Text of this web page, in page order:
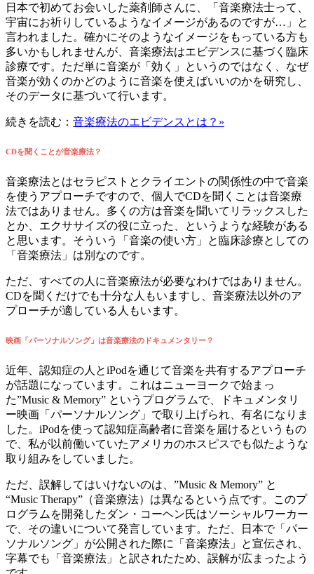
日本で初めてお会いした薬剤師さんに、「音楽療法士って、
宇宙にお祈りしているようなイメージがあるのですが…」と
言われました。確かにそのようなイメージをもっている方も
多いかもしれませんが、音楽療法はエビデンスに基づく臨床
診療です。ただ単に音楽が「効く」というのではなく、なぜ
音楽が効くのかどのように音楽を使えばいいのかを研究し、
そのデータに基づいて行います。
続きを読む： 音楽療法のエビデンスとは？»
CDを聞くことが音楽療法？
音楽療法とはセラピストとクライエントの関係性の中で音楽
を使うアプローチですので、個人でCDを聞くことは音楽療
法ではありません。多くの方は音楽を聞いてリラックスした
とか、エクササイズの役に立った、というような経験がある
と思います。そういう「音楽の使い方」と臨床診療としての
「音楽療法」は別なのです。
ただ、すべての人に音楽療法が必要なわけではありません。
CDを聞くだけでも十分な人もいますし、音楽療法以外のア
プローチが適している人もいます。
映画「パーソナルソング」は音楽療法のドキュメンタリー？
近年、認知症の人とiPodを通じて音楽を共有するアプローチ
が話題になっています。これはニューヨークで始まっ
た”Music & Memory” というプログラムで、ドキュメンタリ
ー映画「パーソナルソング」で取り上げられ、有名になりま
した。iPodを使って認知症高齢者に音楽を届けるというもの
で、私が以前働いていたアメリカのホスピスでも似たような
取り組みをしていました。
ただ、誤解してはいけないのは、”Music & Memory” と
“Music Therapy”（音楽療法）は異なるという点です。このプ
ログラムを開発したダン・コーヘン氏はソーシャルワーカー
で、その違いについて発言しています。ただ、日本で「パー
ソナルソング」が公開された際に「音楽療法」と宣伝され、
字幕でも「音楽療法」と訳されたため、誤解が広まったよう